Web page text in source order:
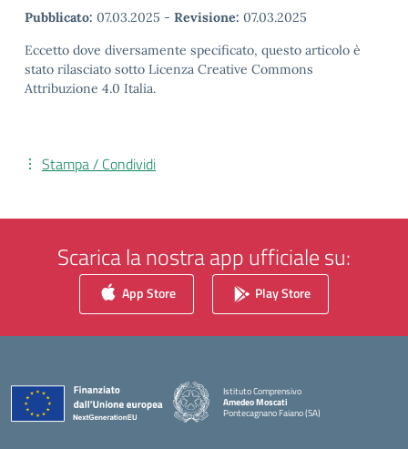
Pubblicato: 07.03.2025 - Revisione: 07.03.2025
Eccetto dove diversamente specificato, questo articolo è
stato rilasciato sotto Licenza Creative Commons
Attribuzione 4.0 Italia.
Stampa / Condividi
Scarica la nostra app ufficiale su:
App Store Play Store
Istituto Comprensivo
Amedeo Moscati
Pontecagnano Faiano (SA)
— Visita la pagina iniziale della scuola